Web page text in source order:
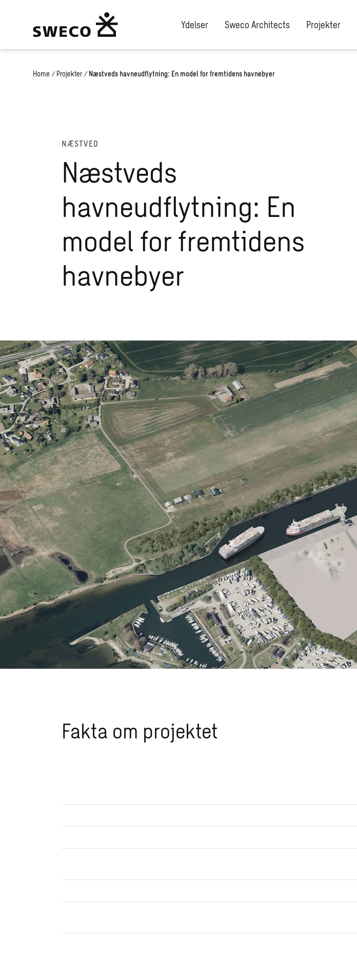
Ydelser Sweco Architects Projekter
Home / Projekter / Næstveds havneudflytning: En model for fremtidens havnebyer
NÆSTVED
Næstveds
havneudflytning: En
model for fremtidens
havnebyer
Fakta om projektet